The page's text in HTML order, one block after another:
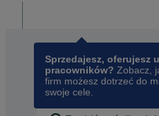
Sprzedajesz, oferujesz
pracowników? Zobacz,
firm możesz dotrzeć do
swoje cele.